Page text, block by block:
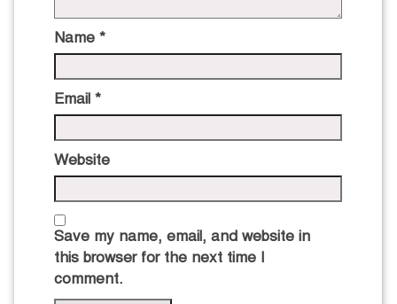
Name *
Email *
Website
Save my name, email, and website in
this browser for the next time I
comment.